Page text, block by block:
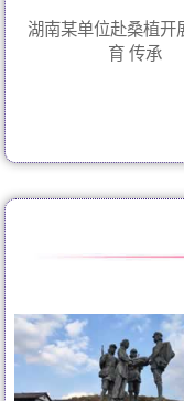
湖南某单位赴桑植开
育 传承